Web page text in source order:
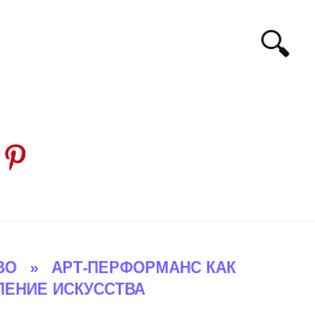
»
АРТ-ПЕРФОРМАНС КАК
ИСКУССТВА